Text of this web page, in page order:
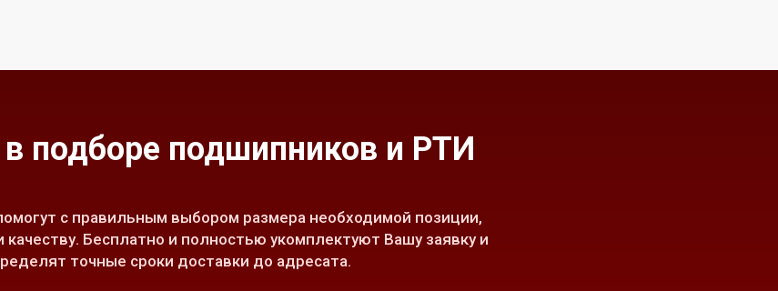
подборе подшипников и РТИ
с правильным выбором размера необходимой позиции,
Бесплатно и полностью укомплектуют Вашу заявку и
точные сроки доставки до адресата.